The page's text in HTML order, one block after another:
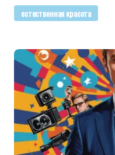
естественная красота